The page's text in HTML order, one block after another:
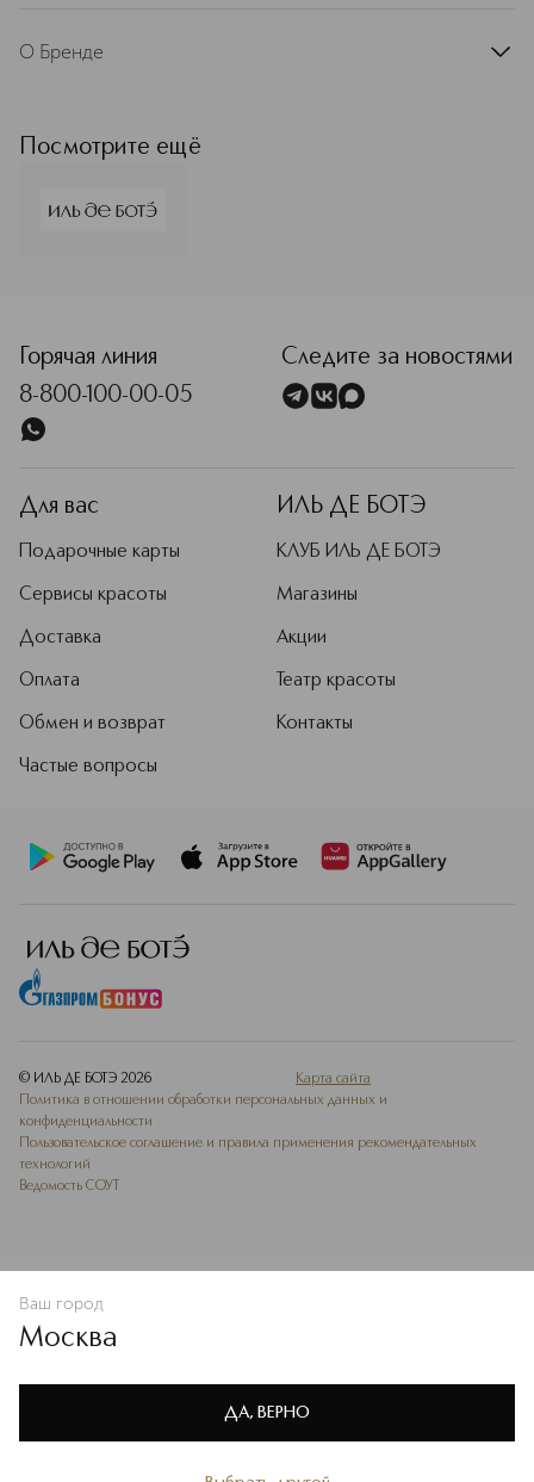
Политике конфиденциальности
О Бренде
Посмотрите ещё
В КОРЗИНУ
Горячая линия
8-800-100-00-05
Следите за новостями
Для вас
Подарочные карты
Сервисы красоты
Доставка
Оплата
Обмен и возврат
Частые вопросы
ИЛЬ ДЕ БОТЭ
КЛУБ ИЛЬ ДЕ БОТЭ
Магазины
Акции
Театр красоты
Контакты
© ИЛЬ ДЕ БОТЭ 2026
Карта сайта
Политика в отношении обработки персональных данных и
конфиденциальности
Пользовательское соглашение и правила применения рекомендательных
технологий
Ведомость СОУТ
Ваш город
Москва
ДА, ВЕРНО